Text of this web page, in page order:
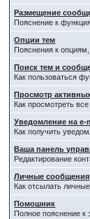
Размещение
Пояснение к
Опции тем
Пояснения к
Поиск тем и
Как пользоваться
Просмотр
Как просмотреть
Уведомление на
Как получить
Ваша панель
Редактирование
Личные сообщения
Как отсылать
Помошник
Полное пояснение к